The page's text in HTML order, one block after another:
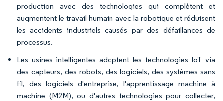
production avec des technologies qui complètent et
augmentent le travail humain avec la robotique et réduisent
les accidents industriels causés par des défaillances de
processus.
Les usines intelligentes adoptent les technologies IoT via
des capteurs, des robots, des logiciels, des systèmes sans
fil, des logiciels d'entreprise, l'apprentissage machine à
machine (M2M), ou d'autres technologies pour collecter,